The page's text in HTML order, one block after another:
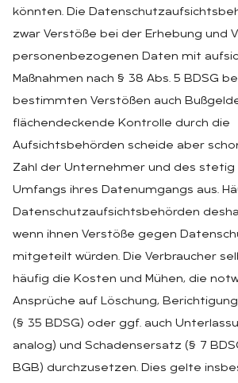
könnten. Die
zwar Verstöße bei der Erhebung und
personenbezogenen Daten mit
Maßnahmen nach § 38 Abs. 5 BDSG
bestimmten Verstößen auch
flächendeckende Kontrolle durch die
Aufsichtsbehörden scheide aber
Zahl der Unternehmer und des stetig
Umfangs ihres Datenumgangs aus.
Datenschutzaufsichtsbehörden
wenn ihnen Verstöße gegen
mitgeteilt würden. Die Verbraucher
häufig die Kosten und Mühen, die
Ansprüche auf Löschung,
(§ 35 BDSG) oder ggf. auch
analog) und Schadensersatz (§ 7
BGB) durchzusetzen. Dies gelte